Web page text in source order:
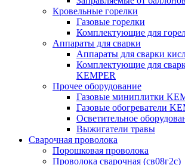
Кровельные горелки
Газовые горелки
Комплектующие для
Аппараты для сварки
Аппараты для сварки
Комплектующие для
KEMPER
Прочее оборудование
Газовые миниплитки
Газовые обогреватели
Осветительное
Выжигатели травы
Сварочная проволока
Порошковая проволока
Проволока сварочная (св08г2с)